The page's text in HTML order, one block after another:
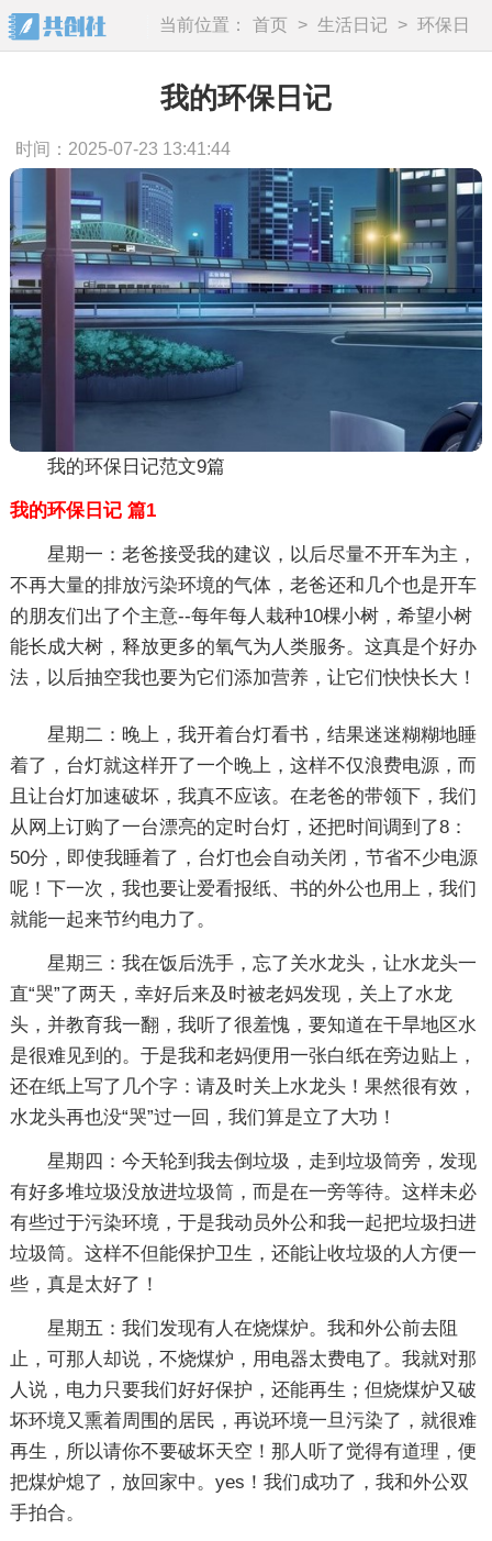
当前位置： 首页 > 生活日记 > 环保日
记
我的环保日记
时间：2025-07-23 13:41:44
我的环保日记范文9篇
我的环保日记 篇1
星期一：老爸接受我的建议，以后尽量不开车为主，
不再大量的排放污染环境的气体，老爸还和几个也是开车
的朋友们出了个主意--每年每人栽种10棵小树，希望小树
能长成大树，释放更多的氧气为人类服务。这真是个好办
法，以后抽空我也要为它们添加营养，让它们快快长大！
星期二：晚上，我开着台灯看书，结果迷迷糊糊地睡
着了，台灯就这样开了一个晚上，这样不仅浪费电源，而
且让台灯加速破坏，我真不应该。在老爸的带领下，我们
从网上订购了一台漂亮的定时台灯，还把时间调到了8：
50分，即使我睡着了，台灯也会自动关闭，节省不少电源
呢！下一次，我也要让爱看报纸、书的外公也用上，我们
就能一起来节约电力了。
星期三：我在饭后洗手，忘了关水龙头，让水龙头一
直“哭”了两天，幸好后来及时被老妈发现，关上了水龙
头，并教育我一翻，我听了很羞愧，要知道在干旱地区水
是很难见到的。于是我和老妈便用一张白纸在旁边贴上，
还在纸上写了几个字：请及时关上水龙头！果然很有效，
水龙头再也没“哭”过一回，我们算是立了大功！
星期四：今天轮到我去倒垃圾，走到垃圾筒旁，发现
有好多堆垃圾没放进垃圾筒，而是在一旁等待。这样未必
有些过于污染环境，于是我动员外公和我一起把垃圾扫进
垃圾筒。这样不但能保护卫生，还能让收垃圾的人方便一
些，真是太好了！
星期五：我们发现有人在烧煤炉。我和外公前去阻
止，可那人却说，不烧煤炉，用电器太费电了。我就对那
人说，电力只要我们好好保护，还能再生；但烧煤炉又破
坏环境又熏着周围的居民，再说环境一旦污染了，就很难
再生，所以请你不要破坏天空！那人听了觉得有道理，便
把煤炉熄了，放回家中。yes！我们成功了，我和外公双
手拍合。